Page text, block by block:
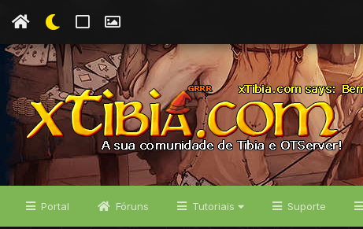
Portal Fóruns Tutoriais Suporte